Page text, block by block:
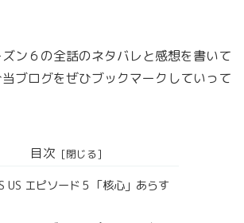
ン６の全話のネタバレと感想を書いて
ブログをぜひブックマークしていって
目次
US エピソード５「核心」あらす